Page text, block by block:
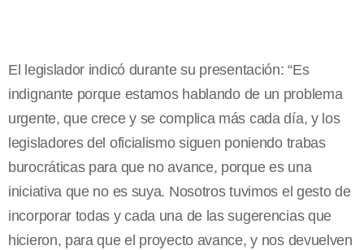
El legislador indicó durante su presentación: “Es
indignante porque estamos hablando de un problema
urgente, que crece y se complica más cada día, y los
legisladores del oficialismo siguen poniendo trabas
burocráticas para que no avance, porque es una
iniciativa que no es suya. Nosotros tuvimos el gesto de
incorporar todas y cada una de las sugerencias que
hicieron, para que el proyecto avance, y nos devuelven